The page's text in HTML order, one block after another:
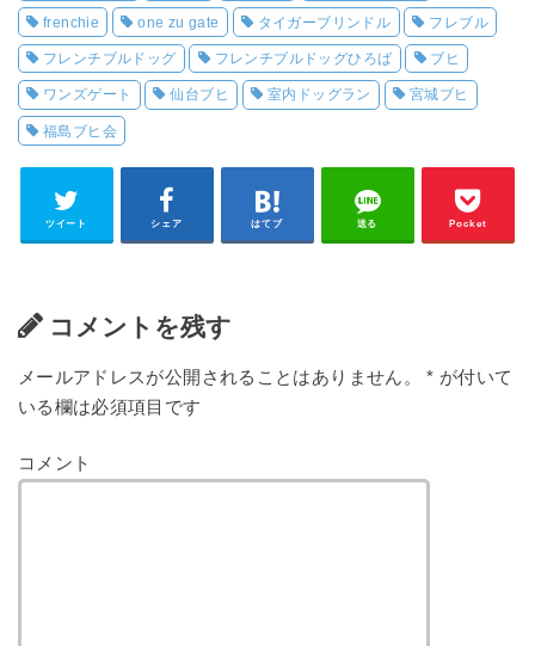
frenchie one zu gate タイガーブリンドル フレブル
フレンチブルドッグ フレンチブルドッグひろば ブヒ
ワンズゲート 仙台ブヒ 室内ドッグラン 宮城ブヒ
福島ブヒ会
ツイート シェア はてブ 送る Pocket
コメントを残す
メールアドレスが公開されることはありません。 * が付いて
いる欄は必須項目です
コメント